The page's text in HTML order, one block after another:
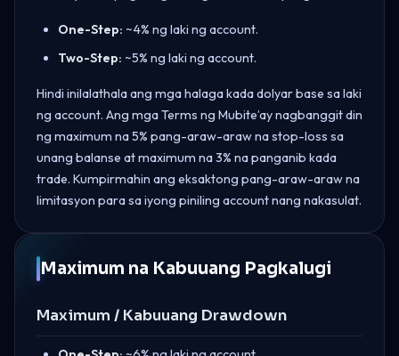
One-Step: ~4% ng laki ng account.
Two-Step: ~5% ng laki ng account.
Hindi inilalathala ang mga halaga kada dolyar base sa laki
ng account. Ang mga Terms ng Mubite’ay nagbanggit din
ng maximum na 5% pang-araw-araw na stop-loss sa
unang balanse at maximum na 3% na panganib kada
trade. Kumpirmahin ang eksaktong pang-araw-araw na
limitasyon para sa iyong piniling account nang nakasulat.
Maximum na Kabuuang Pagkalugi
Maximum / Kabuuang Drawdown